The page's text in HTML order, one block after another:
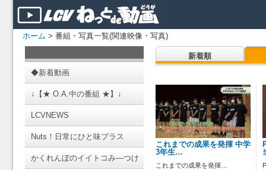
ホーム > 番組・写真一覧(関連映像・写真)
◆新着動画
↓【★ O.A.中の番組 ★】↓
LCVNEWS
Nuts！日常にひと味プラス
かくれんぼのイイトコみ―つけ
新着順
これまでの成果を発揮 中学
3年生…
これまでの成果を発揮…